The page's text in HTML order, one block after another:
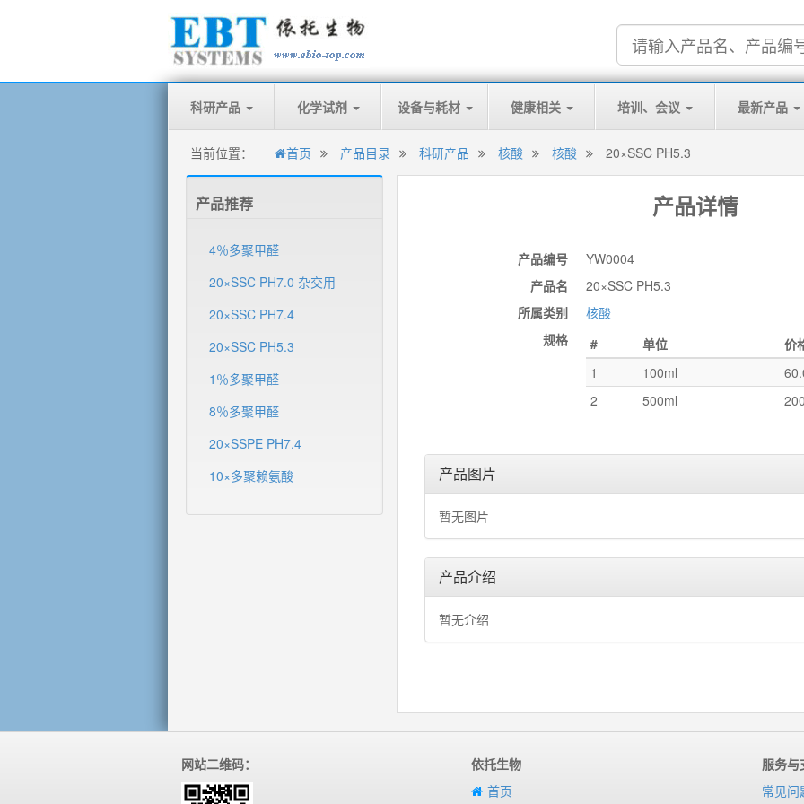
科研产品 化学试剂 设备与耗材 健康相关 培训、会议 最新产品
当前位置： 首页 产品目录 科研产品 核酸 核酸 20×SSC PH5.3
产品推荐
4％多聚甲醛
20×SSC PH7.0 杂交用
20×SSC PH7.4
20×SSC PH5.3
1％多聚甲醛
8％多聚甲醛
20×SSPE PH7.4
10×多聚赖氨酸
产品详情
产品编号
YW0004
产品名
20×SSC PH5.3
所属类别
核酸
规格
# 单位
价
1
100ml
2
500ml
产品图片
暂无图片
产品介绍
暂无介绍
网站二维码：
依托生物
首页
服务与
常见问